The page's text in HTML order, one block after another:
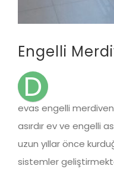
Engelli
D
evas engelli
asırdır ev ve engelli
uzun yıllar önce
sistemler